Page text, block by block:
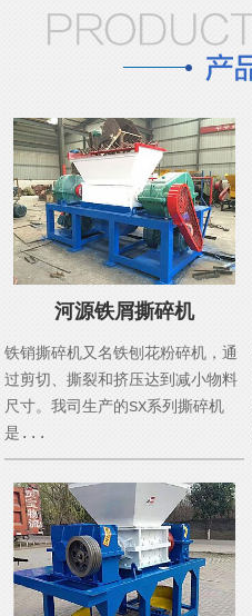
河源铁屑撕碎机
铁销撕碎机又名铁刨花粉碎机，通
过剪切、撕裂和挤压达到减小物料
尺寸。我司生产的SX系列撕碎机
是...